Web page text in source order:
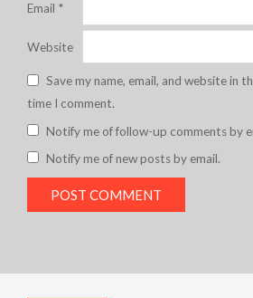
Email *
Website
Save my name, email, and website in
time I comment.
Notify me of follow-up comments by
Notify me of new posts by email.